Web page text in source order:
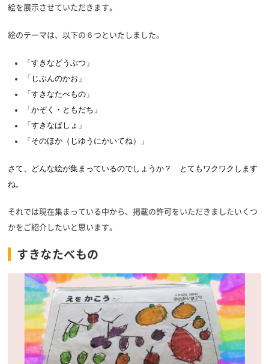
絵を展示させていただきます。
絵のテーマは、以下の６つといたしました。
「すきなどうぶつ」
「じぶんのかお」
「すきなたべもの」
「かぞく・ともだち」
「すきなばしょ」
「そのほか（じゆうにかいてね）」
さて、どんな絵が集まっているのでしょうか？ とてもワクワクします
ね。
それでは現在集まっている中から、掲載の許可をいただきましたいくつ
かをご紹介したいと思います。
すきなたべもの